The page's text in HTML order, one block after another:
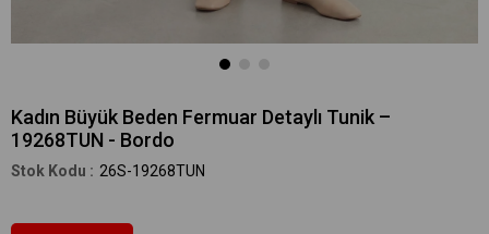
Kadın Büyük Beden Fermuar Detaylı Tunik –
19268TUN - Bordo
26S-19268TUN